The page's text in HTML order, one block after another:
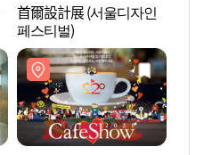
首爾設計展 (서울디자인
페스티벌)